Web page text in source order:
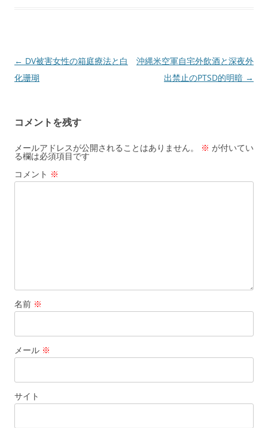
投
稿
ゲ
ー
シ
ョ
← DV被害女性の箱庭療法と白
化珊瑚
沖縄米空軍自宅外飲酒と深夜外
出禁止のPTSD的明暗 →
コメントを残す
メールアドレスが公開されることはありません。 ※ が付いてい
る欄は必須項目です
コメント ※
名前 ※
メール ※
サイト